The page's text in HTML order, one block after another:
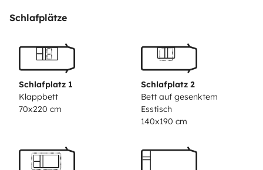
autonomie
Il dispose également d’un porte vélos 4 places, d’une
caméra de recul, d’un autoradio tactile avec Apple
CarPlay et Android Auto.
Tout l’équipement nécessaire pour profiter est fourni :
4 fauteuils inclinables
bâche de sol pour l’extérieur
store 4,50m sur le camping carN’hesitez pas à nous
Schlafplätze
Schlafplatz 1
Klappbett
70x220 cm
Schlafplatz 2
Bett auf gesenktem
Esstisch
140x190 cm